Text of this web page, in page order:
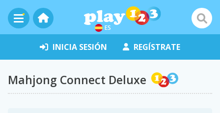
ES
INICIA SESIÓN REGÍSTRATE
Mahjong Connect Deluxe